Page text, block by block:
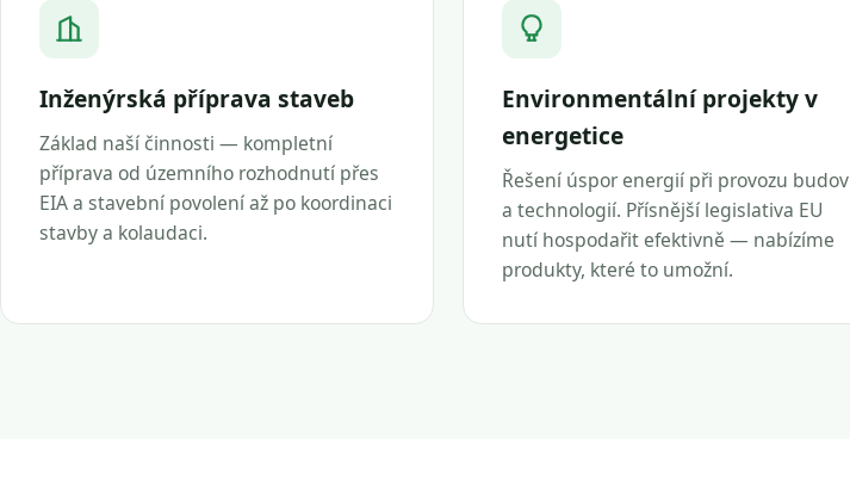
Inženýrská příprava staveb
Základ naší činnosti — kompletní
příprava od územního rozhodnutí přes
EIA a stavební povolení až po koordinaci
stavby a kolaudaci.
Environmentální projekty v
energetice
Řešení úspor energií při provozu budov
a technologií. Přísnější legislativa EU
nutí hospodařit efektivně — nabízíme
produkty, které to umožní.